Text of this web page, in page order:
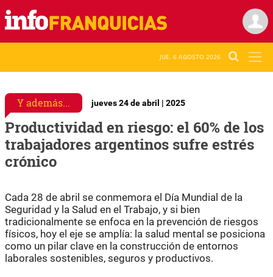
JUE. 6 AGOSTO 2026
Y además... jueves 24 de abril | 2025
Productividad en riesgo: el 60% de los
trabajadores argentinos sufre estrés
crónico
Cada 28 de abril se conmemora el Día Mundial de la
Seguridad y la Salud en el Trabajo, y si bien
tradicionalmente se enfoca en la prevención de riesgos
físicos, hoy el eje se amplía: la salud mental se posiciona
como un pilar clave en la construcción de entornos
laborales sostenibles, seguros y productivos.